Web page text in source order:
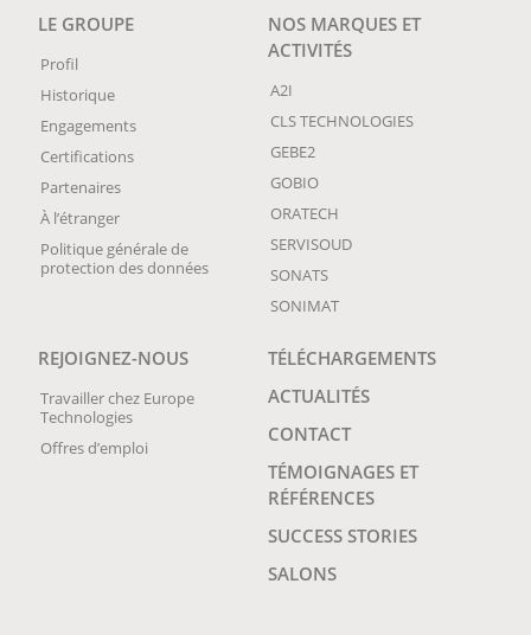
LE GROUPE
Profil
Historique
Engagements
Certifications
Partenaires
À l’étranger
Politique générale de
protection des données
NOS MARQUES ET
ACTIVITÉS
A2I
CLS TECHNOLOGIES
GEBE2
GOBIO
ORATECH
SERVISOUD
SONATS
SONIMAT
REJOIGNEZ-NOUS
Travailler chez Europe
Technologies
Offres d’emploi
TÉLÉCHARGEMENTS
ACTUALITÉS
CONTACT
TÉMOIGNAGES ET
RÉFÉRENCES
SUCCESS STORIES
SALONS